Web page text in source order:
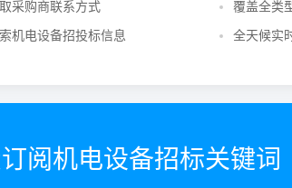
采购商联系方式
机电设备招投标信息
覆盖全类
全天候实
阅机电设备招标关键词